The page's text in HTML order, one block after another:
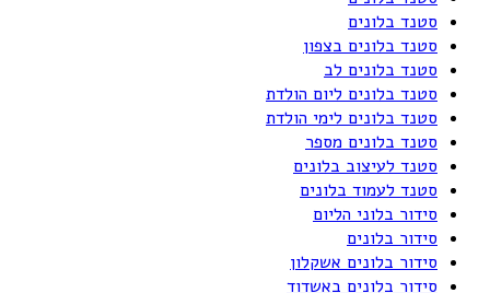
סטנד בלונים
סטנד בלונים בצפון
סטנד בלונים לב
סטנד בלונים ליום הולדת
סטנד בלונים לימי הולדת
סטנד בלונים מספר
סטנד לעיצוב בלונים
סטנד לעמוד בלונים
סידור בלוני הליום
סידור בלונים
סידור בלונים אשקלון
סידור בלונים באשדוד